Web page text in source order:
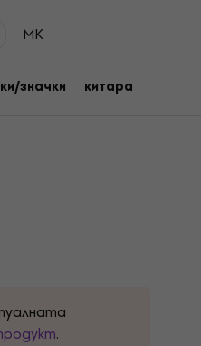
MK
значки китара
.